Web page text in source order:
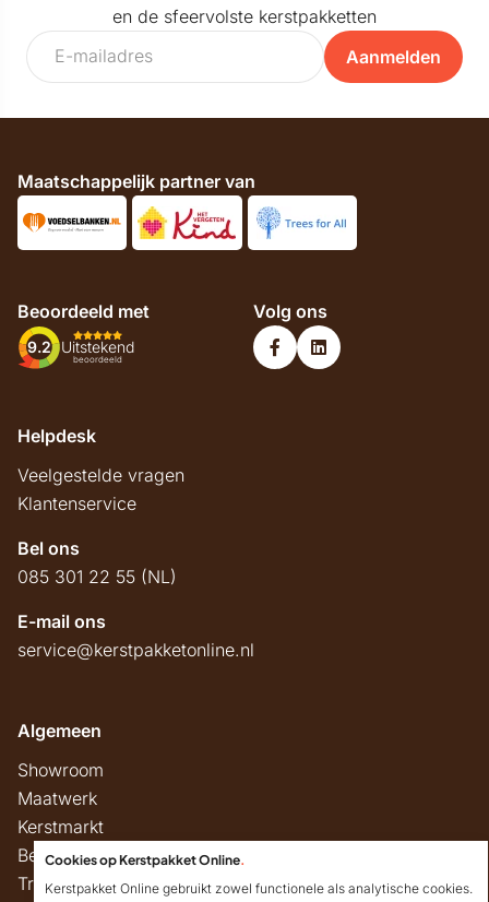
en de sfeervolste kerstpakketten
Aanmelden
Maatschappelijk partner van
Beoordeeld met
9.2 Uitstekend
beoordeeld
Volg ons
Helpdesk
Veelgestelde vragen
Klantenservice
Bel ons
085 301 22 55 (NL)
E-mail ons
service@kerstpakketonline.nl
Algemeen
Showroom
Maatwerk
Kerstmarkt
Belastingregels
Track & Trace
Cookies op Kerstpakket Online.
Kerstpakket Online gebruikt zowel functionele als analytische cookies.